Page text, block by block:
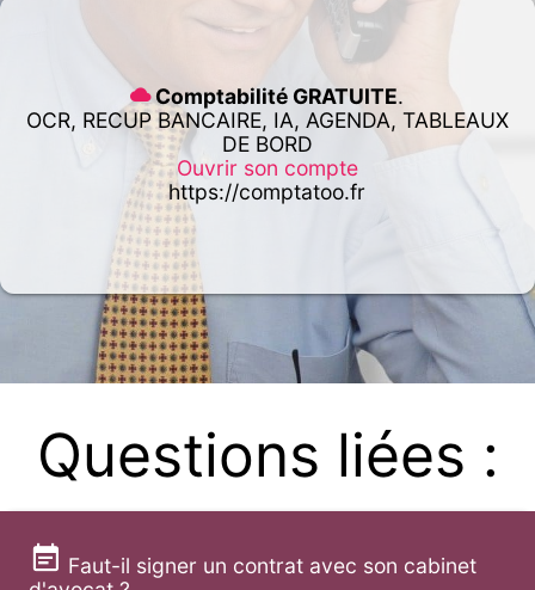
Comptabilité GRATUITE.
OCR, RECUP BANCAIRE, IA, AGENDA, TABLEAUX
DE BORD
Ouvrir son compte
https://comptatoo.fr
Questions liées :
Faut-il signer un contrat avec son cabinet